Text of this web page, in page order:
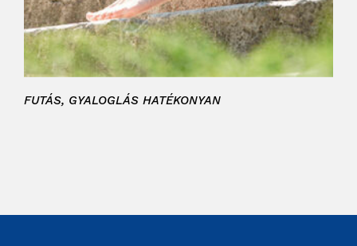
FUTÁS, GYALOGLÁS HATÉKONYAN